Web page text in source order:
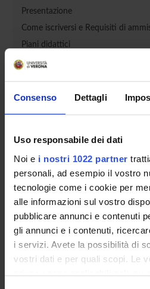
Consenso Dettagli
Uso responsabile dei dati
Noi e i nostri 1022 partner
personali, ad esempio il vostro
tecnologie come i cookie per
alle informazioni sul vostro
pubblicare annunci e contenuti
gli annunci e i contenuti,
i servizi. Avete la possibilità di
vostri dati e per quali scopi. Le
privacy sono applicabili solo su
Presentazione
Come iscriversi e Requisiti di
Piani didattici
Insegnamenti
Organi collegiali e di governo
OFFERTA FORMATIVA
CORSI DI LAUREA
CORSI DI LAUREA MAGISTRALE